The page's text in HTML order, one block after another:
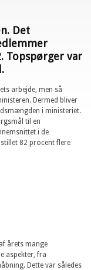
Det
Topspørger var
arbejde, men så
Dermed bliver
i ministeriet.
til en
i de
82 procent flere
årets mange
aspekter, fra
Dette var således